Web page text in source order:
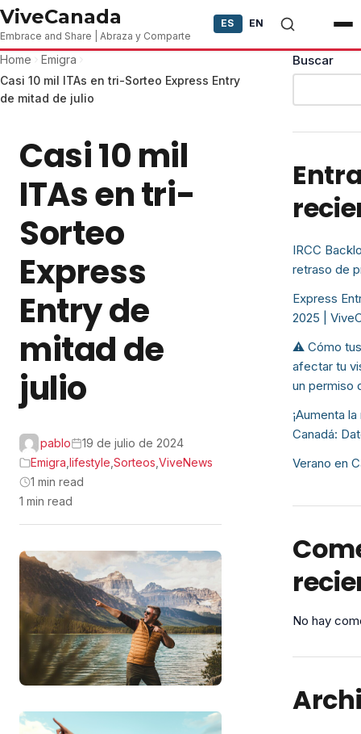
Skip to content
ViveCanada
Embrace and Share | Abraza y Comparte
ES EN
Home
Emigra
Casi 10 mil ITAs en tri-Sorteo Express Entry
de mitad de julio
Casi 10 mil
ITAs en tri-
Sorteo
Express
Entry de
mitad de
julio
pablo
19 de julio de 2024
Emigra lifestyle Sorteos ViveNews
1 min read
1 min read
Buscar
IRCC
retraso de
Express
2025 |
⚠️ Cómo
afectar tu
un permiso
¡Aumenta
Canadá:
Verano en
No hay